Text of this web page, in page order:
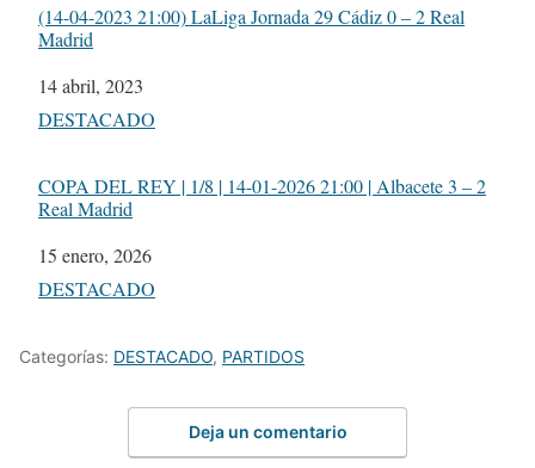
(14-04-2023 21:00) LaLiga Jornada 29 Cádiz 0 – 2 Real
Madrid
Fecha
14 abril, 2023
Respecto a
DESTACADO
COPA DEL REY | 1/8 | 14-01-2026 21:00 | Albacete 3 – 2
Real Madrid
Fecha
15 enero, 2026
Respecto a
DESTACADO
Categorías: DESTACADO, PARTIDOS
Deja un comentario